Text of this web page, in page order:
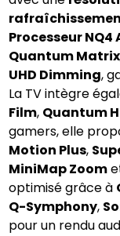
Processeur NQ4
Quantum Matrix
UHD Dimming,
La TV intègre
Film, Quantum
gamers, elle
Motion Plus,
MiniMap Zoom
optimisé grâce à
Q-Symphony,
pour un rendu